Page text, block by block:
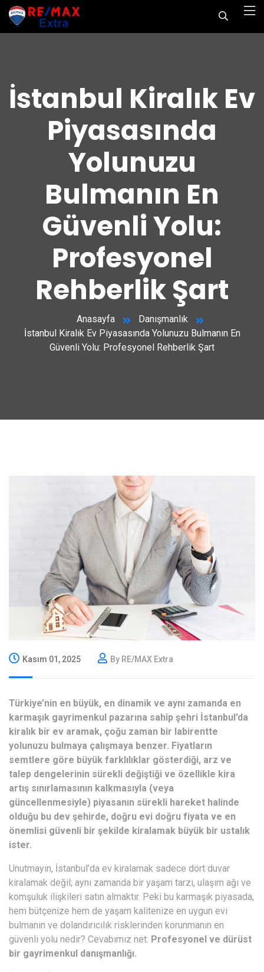
İstanbul Kiralık Ev
Piyasasında
Yolunuzu
Bulmanın En
Güvenli Yolu:
Profesyonel
Rehberlik Şart
Anasayfa
Danışmanlık
İstanbul Kiralık Ev Piyasasında Yolunuzu Bulmanın En
Güvenli Yolu: Profesyonel Rehberlik Şart
Kasım 01, 2025 By RE/MAX Extra
Türkiye’nin en büyük, en dinamik ve aynı zamanda en
karmaşık gayrimenkul pazarına sahip şehri İstanbul’da
kiralık bir ev aramak, çoğu zaman bir labirentte
yolunuzu bulmaya çalışmaya benzer. Fiyatların
semtlere göre büyük farklılıklar gösterdiği, arz ve
talep dengelerinin sürekli değiştiği ve özellikle kira
artış sınırlamasının kalkmasıyla (veya
güncellenmesiyle) piyasanın sürekli hareket halinde
olduğu bu dev şehirde, doğru evi doğru fiyata ve en
önemlisi güvenli bir şekilde kiralamak büyük bir ustalık
ister.
Unutmayın, İstanbul’da ev kiralamak sadece dört duvar
kiralamak değil; aynı zamanda bir yaşam tarzı, ulaşım ağı ve
komşuluk ilişkileri satın almaktır. Peki bu karmaşık piyasada,
hem bütçenize hem de yaşam kalitenize en uygun evi
bulmanın ve dolandırıcılık risklerinden korunmanın en
güvenli yolu nedir? Cevabımız net: Profesyonel ve dürüst
bir gayrimenkul danışmanlığı.